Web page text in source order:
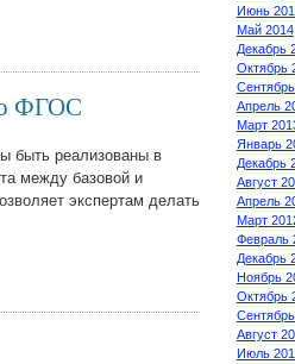
ФГОС
быть реализованы в
между базовой и
экспертам делать
Июнь
Май 2014
Декабрь
Октябрь
Апрель
Март
Январь
Декабрь
Август
Апрель
Март
Февраль
Декабрь
Ноябрь
Октябрь
Сентябрь
Август
Июль